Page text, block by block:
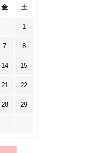
金 土
1
7 8
14 15
21 22
28 29